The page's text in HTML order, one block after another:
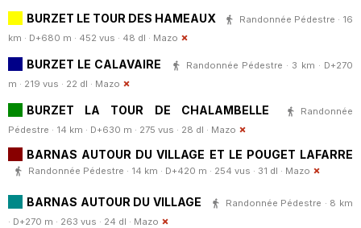
BURZET LE TOUR DES HAMEAUX
Randonnée Pédestre · 16
km · D+680 m · 452 vus · 48 dl · Mazo
BURZET LE CALAVAIRE
Randonnée Pédestre · 3 km · D+270
m · 219 vus · 22 dl · Mazo
BURZET LA TOUR DE CHALAMBELLE
Randonnée
Pédestre · 14 km · D+630 m · 275 vus · 28 dl · Mazo
BARNAS AUTOUR DU VILLAGE ET LE POUGET LAFARRE
Randonnée Pédestre · 14 km · D+420 m · 254 vus · 31 dl · Mazo
BARNAS AUTOUR DU VILLAGE
Randonnée Pédestre · 8 km
· D+270 m · 263 vus · 24 dl · Mazo